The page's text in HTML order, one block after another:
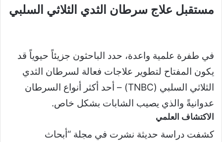
مستقبل علاج سرطان الثدي الثلاثي السلبي
في طفرة علمية واعدة، حدد الباحثون جزيئاً حيوياً قد
يكون المفتاح لتطوير علاجات فعالة لسرطان الثدي
الثلاثي السلبي (TNBC) – أحد أكثر أنواع السرطان
عدوانيةً والذي يصيب الشابات بشكل خاص.
الاكتشاف العلمي
كشفت دراسة حديثة نشرت في مجلة “أبحاث